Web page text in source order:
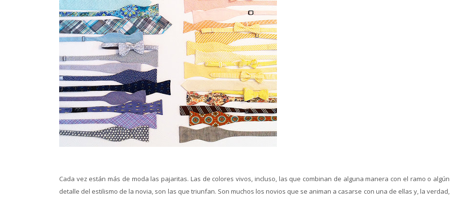
Cada vez están más de moda las pajaritas. Las de colores vivos, incluso, las que combinan de alguna manera con el ramo o algún
detalle del estilismo de la novia, son las que triunfan. Son muchos los novios que se animan a casarse con una de ellas y, la verdad,